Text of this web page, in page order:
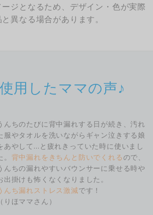
ジとなるため、デザイン・色が実際
異なる場合があります。
用したママの声♪
んちのたびに背中漏れする日が続き、汚れ
服やタオルを洗いながらギャン泣きする娘
あやして…と疲れきっていた時に使いまし
。 背中漏れをきちんと防いでくれるので、
んちの漏れやすいバウンサーに乗せる時や
出掛けも怖くなくなりました。
んち漏れストレス激減です！
（りほママさん）